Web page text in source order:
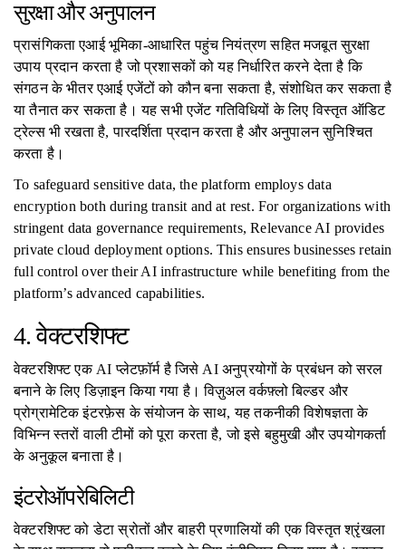
सुरक्षा और अनुपालन
प्रासंगिकता एआई भूमिका-आधारित पहुंच नियंत्रण सहित मजबूत सुरक्षा
उपाय प्रदान करता है जो प्रशासकों को यह निर्धारित करने देता है कि
संगठन के भीतर एआई एजेंटों को कौन बना सकता है, संशोधित कर सकता है
या तैनात कर सकता है। यह सभी एजेंट गतिविधियों के लिए विस्तृत ऑडिट
ट्रेल्स भी रखता है, पारदर्शिता प्रदान करता है और अनुपालन सुनिश्चित
करता है।
To safeguard sensitive data, the platform employs data
encryption both during transit and at rest. For organizations with
stringent data governance requirements, Relevance AI provides
private cloud deployment options. This ensures businesses retain
full control over their AI infrastructure while benefiting from the
platform’s advanced capabilities.
4. वेक्टरशिफ्ट
वेक्टरशिफ्ट एक AI प्लेटफ़ॉर्म है जिसे AI अनुप्रयोगों के प्रबंधन को सरल
बनाने के लिए डिज़ाइन किया गया है। विज़ुअल वर्कफ़्लो बिल्डर और
प्रोग्रामेटिक इंटरफ़ेस के संयोजन के साथ, यह तकनीकी विशेषज्ञता के
विभिन्न स्तरों वाली टीमों को पूरा करता है, जो इसे बहुमुखी और उपयोगकर्ता
के अनुकूल बनाता है।
इंटरोऑपरेबिलिटी
वेक्टरशिफ्ट को डेटा स्रोतों और बाहरी प्रणालियों की एक विस्तृत श्रृंखला